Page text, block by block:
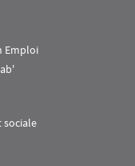
Emploi
sociale